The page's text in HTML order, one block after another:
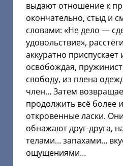
выдают отношение к
окончательно, стыд и
словами: «Не дело —
удовольствие»,
аккуратно
освобождая,
свободу, из плена
член… Затем
продолжить всё более
откровенные ласки.
обнажают друг-друга,
телами… запахами…
ощущениями…